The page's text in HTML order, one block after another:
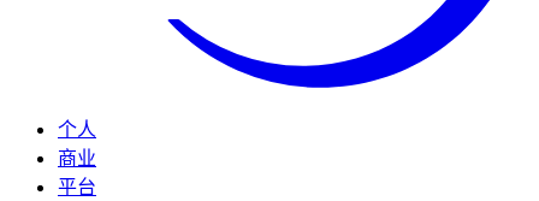
个人
商业
平台